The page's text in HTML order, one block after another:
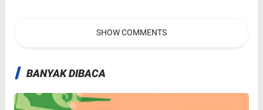
SHOW COMMENTS
BANYAK DIBACA